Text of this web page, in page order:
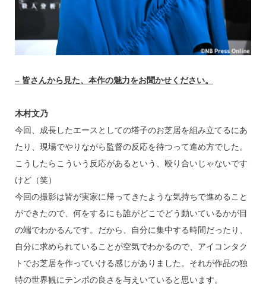
– 皆さんから見た、本作の魅力をお聞かせください。
木村文乃
今回、成長したエースとしての塔子のお芝居を組み立てるにあ
たり、現場でやりながら監督の反応を待つって進め方でした。
こうしたらこういう反応があるという、殴り合いじゃないです
けど（笑）
今回の撮影は皆が実家に帰ってきたような気持ちで進めること
ができたので、何をするにも誰がどこでどう動いているかが目
の端でわかるんです。だから、自分に集中する時間だったり、
自分に求められていることが空気でわかるので、アイコンタク
トでお芝居を作っていける感じがありました。それが作品の独
特の世界観にテンポの良さを与えいていると思います。